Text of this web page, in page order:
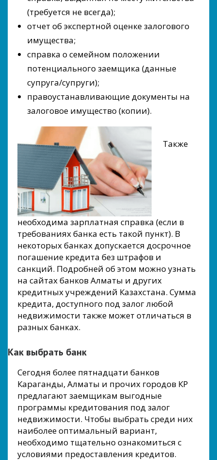
(требуется не всегда);
отчет об экспертной оценке залогового
имущества;
справка о семейном положении
потенциального заемщика (данные
супруга/супруги);
правоустанавливающие документы на
залоговое имущество (копии).
Также
необходима зарплатная справка (если в
требованиях банка есть такой пункт). В
некоторых банках допускается досрочное
погашение кредита без штрафов и
санкций. Подробней об этом можно узнать
на сайтах банков Алматы и других
кредитных учреждений Казахстана. Сумма
кредита, доступного под залог любой
недвижимости также может отличаться в
разных банках.
Как выбрать банк
Сегодня более пятнадцати банков
Караганды, Алматы и прочих городов КР
предлагают заемщикам выгодные
программы кредитования под залог
недвижимости. Чтобы выбрать среди них
наиболее оптимальный вариант,
необходимо тщательно ознакомиться с
условиями предоставления кредитов.